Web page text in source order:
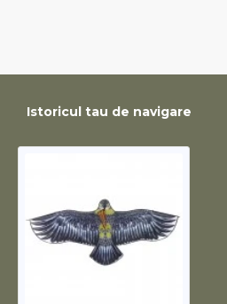
Istoricul tau de navigare